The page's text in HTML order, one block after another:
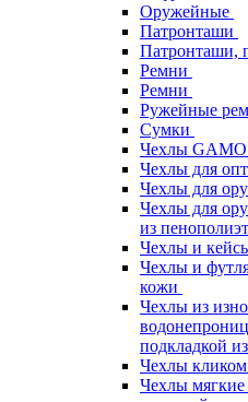
Оружейные
Патронташи
Патронташи,
Ремни
Ремни
Ружейные
Сумки
Чехлы GAMO
Чехлы для
Чехлы для
Чехлы для
из
Чехлы и
Чехлы и
кожи
Чехлы из
подкладкой
Чехлы кликом
Чехлы мягкие